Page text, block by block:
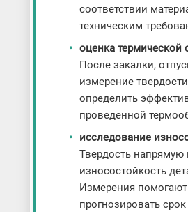
соответствии
техническим
оценка термической
После закалки,
измерение
определить
проведенной
исследование
Твердость напрямую
износостойкость
Измерения помогают
прогнозировать